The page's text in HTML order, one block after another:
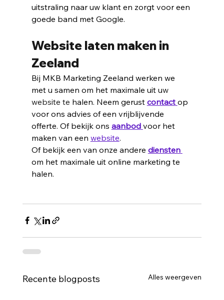
uitstraling naar uw klant en zorgt voor een
goede band met Google.
Website laten maken in
Zeeland
Bij MKB Marketing Zeeland werken we
met u samen om het maximale uit uw
website te halen. Neem gerust contact op
voor ons advies of een vrijblijvende
offerte. Of bekijk ons aanbod voor het
maken van een website.
Of bekijk een van onze andere diensten
om het maximale uit online marketing te
halen.
Recente blogposts Alles weergeven